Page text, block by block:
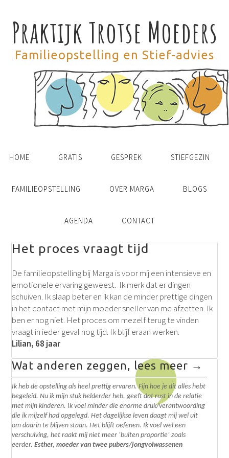
Praktijk Trotse Moeders
Familieopstelling en Stief-advies
HOME GRATIS GESPREK STIEFGEZIN
FAMILIEOPSTELLING OVER MARGA BLOGS
AGENDA CONTACT
Het proces vraagt tijd
De familieopstelling bij Marga is voor mij een intensieve en
emotionele ervaring geweest. Ik merk dat er dingen
schuiven. Ik slaap beter en ik kan de minder prettige dingen
in het contact met mijn moeder sneller van me afzetten. Ik
ben er nog niet. Het proces om mezelf terug te vinden
vraagt in ieder geval nog tijd. Ik blijf eraan werken.
Lilian, 68 jaar
Wat anderen zeggen, lees meer →
Ik heb de opstelling als heel prettig ervaren. Fijn hoe je dit alles hebt
begeleid. Nu ik mijn stuk helderder heb, geeft dat rust in de relatie
met mijn kinderen. Ik voel minder die enorme druk/verantwoording
die ik mijzelf had opgelegd.Het dagelijkse leven daagt mij wel uit
om daarin te blijven staan. Het blijft oefenen. Ik voel wel een
verschuiving, het raakt mij niet meer ‘buiten proportie’ zoals
eerder.Esther, moeder van twee pubers/jongvolwassenen